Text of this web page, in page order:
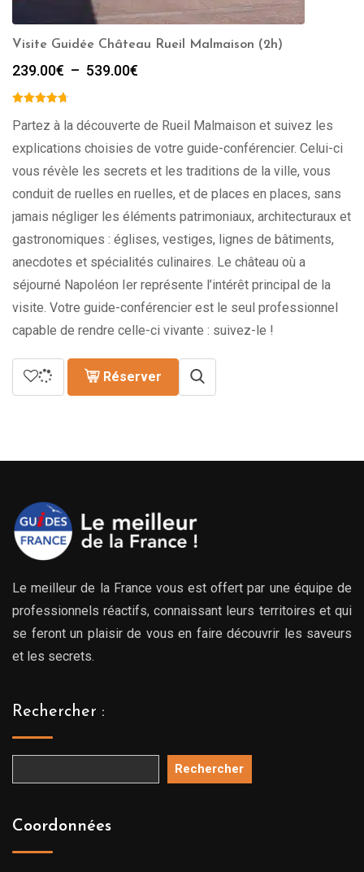
Visite Guidée Château Rueil Malmaison (2h)
239.00€ – 539.00€
239.00€
à
539.00€
Partez à la découverte de Rueil Malmaison et suivez les
explications choisies de votre guide-conférencier. Celui-ci
vous révèle les secrets et les traditions de la ville, vous
conduit de ruelles en ruelles, et de places en places, sans
jamais négliger les éléments patrimoniaux, architecturaux et
gastronomiques : églises, vestiges, lignes de bâtiments,
anecdotes et spécialités culinaires. Le château où a
séjourné Napoléon Ier représente l’intérêt principal de la
visite. Votre guide-conférencier est le seul professionnel
capable de rendre celle-ci vivante : suivez-le !
Réserver
Le meilleur de la France vous est offert par une équipe de
professionnels réactifs, connaissant leurs territoires et qui
se feront un plaisir de vous en faire découvrir les saveurs
et les secrets.
Rechercher :
Rechercher
Coordonnées